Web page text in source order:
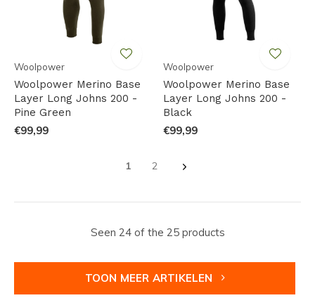
Woolpower
Woolpower Merino Base
Layer Long Johns 200 -
Pine Green
€99,99
Woolpower
Woolpower Merino Base
Layer Long Johns 200 -
Black
€99,99
1 2
Seen 24 of the 25 products
TOON MEER ARTIKELEN